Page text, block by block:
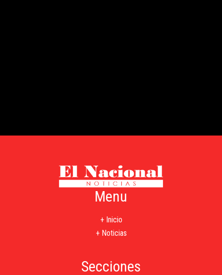
Menu
+ Inicio
+ Noticias
Secciones